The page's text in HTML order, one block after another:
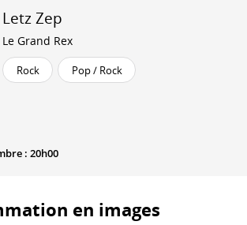
Letz Zep
Le Grand Rex
Rock Pop / Rock
: 20h00
en images